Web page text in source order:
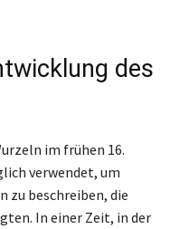
des
im frühen 16.
verwendet, um
zu beschreiben, die
In einer Zeit, in der